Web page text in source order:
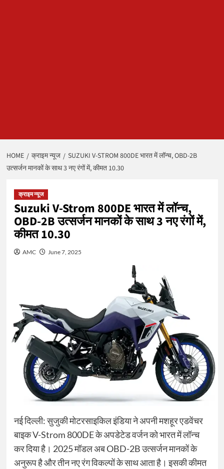
HOME क्राइम न्यूज
SUZUKI V-STROM 800DE भारत में लॉन्च, OBD-2B
उत्सर्जन मानकों के साथ 3 नए रंगों में, कीमत 10.30
क्राइम न्यूज
Suzuki V-Strom 800DE भारत में लॉन्च,
OBD-2B उत्सर्जन मानकों के साथ 3 नए रंगों में,
कीमत 10.30
AMC June 7, 2025
नई दिल्ली: सुजुकी मोटरसाइकिल इंडिया ने अपनी मशहूर एडवेंचर
बाइक V-Strom 800DE के अपडेटेड वर्जन को भारत में लॉन्च
कर दिया है। 2025 मॉडल अब OBD-2B उत्सर्जन मानकों के
अनुरूप है और तीन नए रंग विकल्पों के साथ आता है। इसकी कीमत